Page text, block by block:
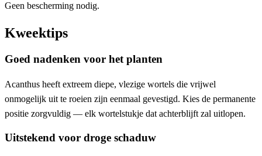
Geen bescherming nodig.
Kweektips
Goed nadenken voor het planten
Acanthus heeft extreem diepe, vlezige wortels die vrijwel
onmogelijk uit te roeien zijn eenmaal gevestigd. Kies de permanente
positie zorgvuldig — elk wortelstukje dat achterblijft zal uitlopen.
Uitstekend voor droge schaduw